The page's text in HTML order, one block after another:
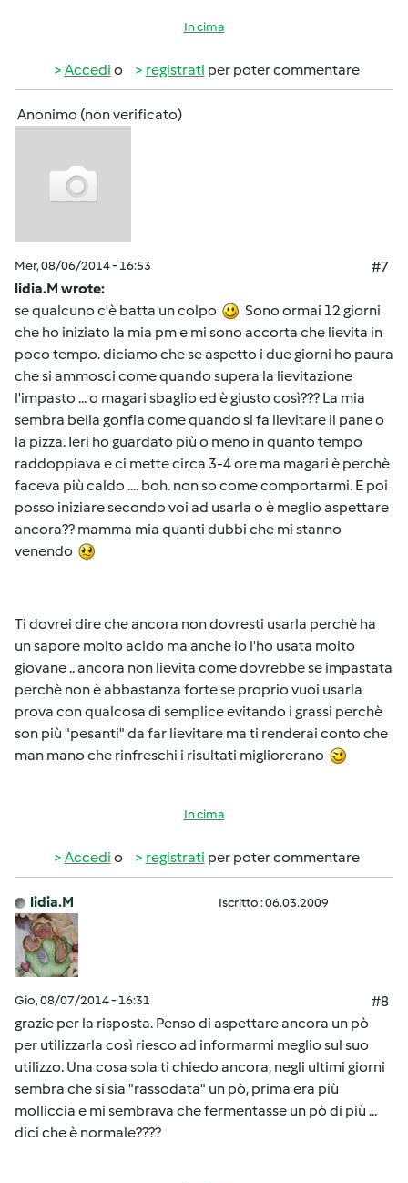
In cima
Accedi o registrati per poter commentare
Anonimo (non verificato)
Mer, 08/06/2014 - 16:53
#7
lidia.M wrote:
se qualcuno c'è batta un colpo
Sono ormai 12 giorni
che ho iniziato la mia pm e mi sono accorta che lievita in
poco tempo. diciamo che se aspetto i due giorni ho paura
che si ammosci come quando supera la lievitazione
l'impasto ... o magari sbaglio ed è giusto così??? La mia
sembra bella gonfia come quando si fa lievitare il pane o
la pizza. Ieri ho guardato più o meno in quanto tempo
raddoppiava e ci mette circa 3-4 ore ma magari è perchè
faceva più caldo .... boh. non so come comportarmi. E poi
posso iniziare secondo voi ad usarla o è meglio aspettare
ancora?? mamma mia quanti dubbi che mi stanno
venendo
Ti dovrei dire che ancora non dovresti usarla perchè ha
un sapore molto acido ma anche io l'ho usata molto
giovane .. ancora non lievita come dovrebbe se impastata
perchè non è abbastanza forte se proprio vuoi usarla
prova con qualcosa di semplice evitando i grassi perchè
son più "pesanti" da far lievitare ma ti renderai conto che
man mano che rinfreschi i risultati migliorerano
In cima
Accedi o registrati per poter commentare
lidia.M Iscritto : 06.03.2009
Gio, 08/07/2014 - 16:31
#8
grazie per la risposta. Penso di aspettare ancora un pò
per utilizzarla così riesco ad informarmi meglio sul suo
utilizzo. Una cosa sola ti chiedo ancora, negli ultimi giorni
sembra che si sia "rassodata" un pò, prima era più
molliccia e mi sembrava che fermentasse un pò di più ...
dici che è normale????